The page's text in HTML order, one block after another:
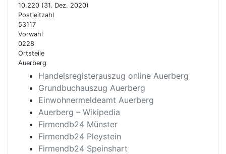
10.220 (31. Dez. 2020)
Postleitzahl
53117
Vorwahl
0228
Ortsteile
Auerberg
Handelsregisterauszug online Auerberg
Grundbuchauszug Auerberg
Einwohnermeldeamt Auerberg
Auerberg – Wikipedia
Firmendb24 Münster
Firmendb24 Pleystein
Firmendb24 Speinshart